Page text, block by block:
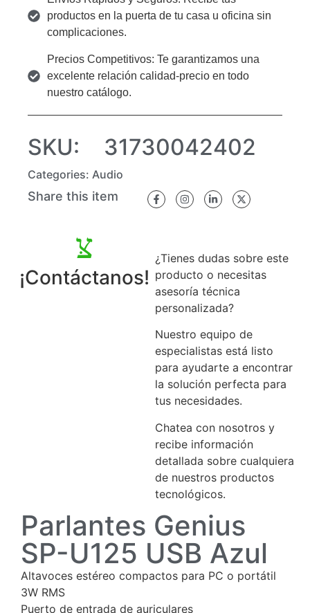
¡Contáctanos!
¿Tienes dudas sobre este
producto o necesitas
asesoría técnica
personalizada?
Nuestro equipo de
especialistas está listo
para ayudarte a encontrar
la solución perfecta para
tus necesidades.
Chatea con nosotros y
recibe información
detallada sobre cualquiera
de nuestros productos
tecnológicos.
Parlantes Genius
SP-U125 USB Azul
Altavoces estéreo compactos para PC o portátil
3W RMS
Puerto de entrada de auriculares
productos en la puerta de tu casa u oficina sin
complicaciones.
Precios Competitivos: Te garantizamos una
excelente relación calidad-precio en todo
nuestro catálogo.
SKU: 31730042402
Categories: Audio
Share this item